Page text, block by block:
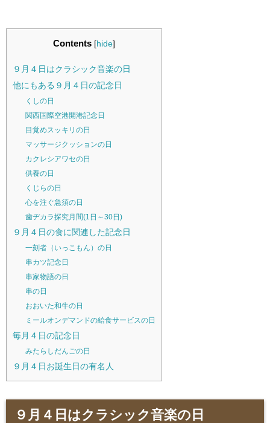
Contents [hide]
９月４日はクラシック音楽の日
他にもある９月４日の記念日
くしの日
関西国際空港開港記念日
目覚めスッキリの日
マッサージクッションの日
カクレシアワセの日
供養の日
くじらの日
心を注ぐ急須の日
歯ヂカラ探究月間(1日～30日)
９月４日の食に関連した記念日
一刻者（いっこもん）の日
串カツ記念日
串家物語の日
串の日
おおいた和牛の日
ミールオンデマンドの給食サービスの日
毎月４日の記念日
みたらしだんごの日
９月４日お誕生日の有名人
９月４日はクラシック音楽の日